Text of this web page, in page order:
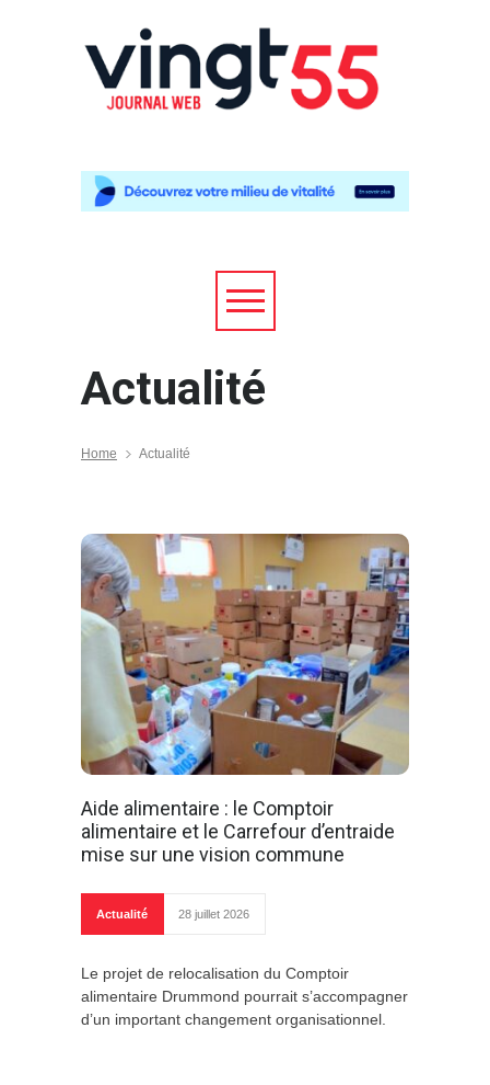
Actualité
Home Actualité
Aide alimentaire : le Comptoir
alimentaire et le Carrefour d’entraide
mise sur une vision commune
Actualité 28 juillet 2026
Le projet de relocalisation du Comptoir
alimentaire Drummond pourrait s’accompagner
d’un important changement organisationnel.